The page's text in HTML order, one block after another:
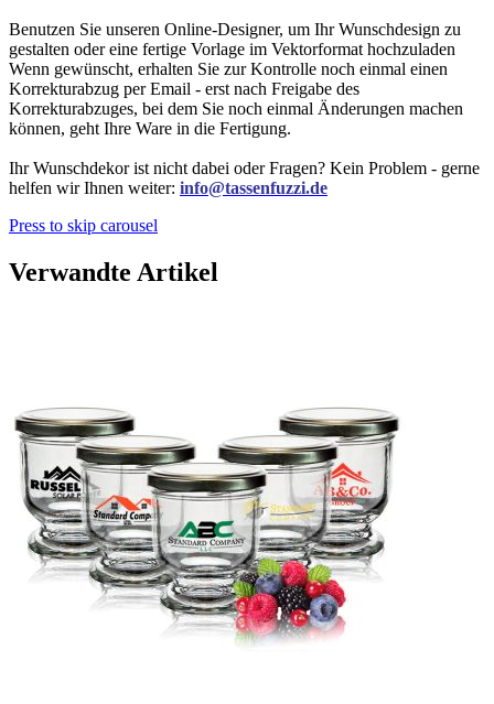
Benutzen Sie unseren Online-Designer, um Ihr Wunschdesign zu
gestalten oder eine fertige Vorlage im Vektorformat hochzuladen
Wenn gewünscht, erhalten Sie zur Kontrolle noch einmal einen
Korrekturabzug per Email - erst nach Freigabe des
Korrekturabzuges, bei dem Sie noch einmal Änderungen machen
können, geht Ihre Ware in die Fertigung.
Ihr Wunschdekor ist nicht dabei oder Fragen? Kein Problem - gerne
helfen wir Ihnen weiter: info@tassenfuzzi.de
Press to skip carousel
Verwandte Artikel